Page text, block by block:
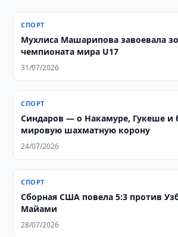
СПОРТ
Мухлиса Машарипова завоевала
чемпионата мира U17
31/07/2026
СПОРТ
Синдаров — о Накамуре, Гукеше и
мировую шахматную корону
24/07/2026
СПОРТ
Сборная США повела 5:3 против
Майами
28/07/2026